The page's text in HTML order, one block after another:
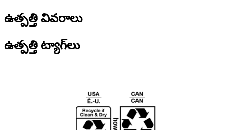
ఉత్పత్తి వివరాలు
ఉత్పత్తి ట్యాగ్‌లు